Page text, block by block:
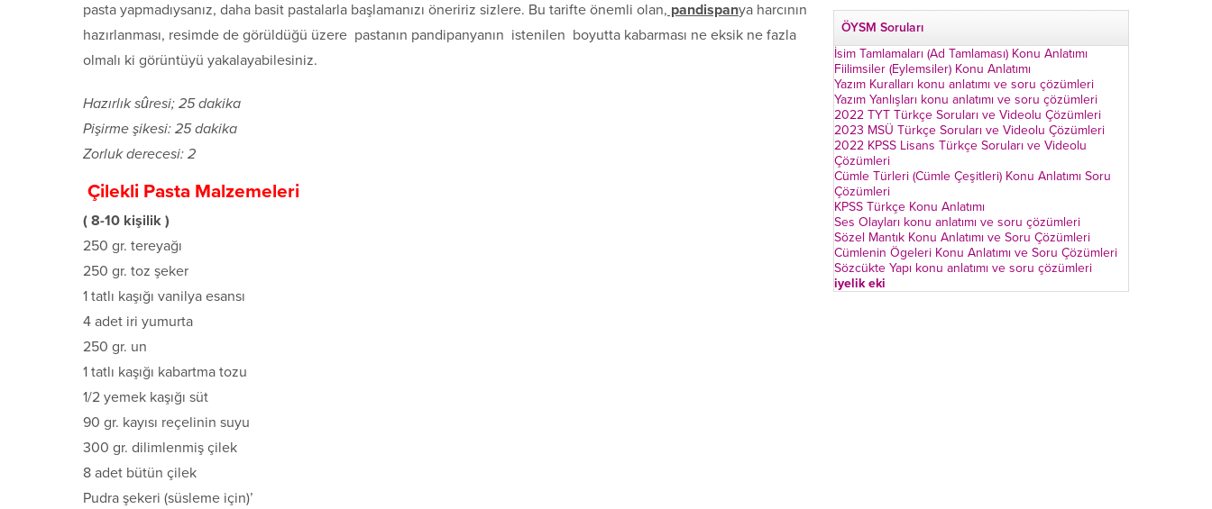
pasta yapmadıysanız, daha basit pastalarla başlamanızı öneririz sizlere. Bu tarifte önemli olan, pandispanya harcının
hazırlanması, resimde de görüldüğü üzere pastanın pandipanyanın istenilen boyutta kabarması ne eksik ne fazla
olmalı ki görüntüyü yakalayabilesiniz.
Hazırlık sûresi; 25 dakika
Pişirme şikesi: 25 dakika
Zorluk derecesi: 2
Çilekli Pasta Malzemeleri
( 8-10 kişilik )
250 gr. tereyağı
250 gr. toz şeker
1 tatlı kaşığı vanilya esansı
4 adet iri yumurta
250 gr. un
1 tatlı kaşığı kabartma tozu
1/2 yemek kaşığı süt
90 gr. kayısı reçelinin suyu
300 gr. dilimlenmiş çilek
8 adet bütün çilek
Pudra şekeri (süsleme için)’
ÖYSM Soruları
İsim Tamlamaları (Ad Tamlaması) Konu Anlatımı
Fiilimsiler (Eylemsiler) Konu Anlatımı
Yazım Kuralları konu anlatımı ve soru çözümleri
Yazım Yanlışları konu anlatımı ve soru çözümleri
2022 TYT Türkçe Soruları ve Videolu Çözümleri
2023 MSÜ Türkçe Soruları ve Videolu Çözümleri
2022 KPSS Lisans Türkçe Soruları ve Videolu
Çözümleri
Cümle Türleri (Cümle Çeşitleri) Konu Anlatımı Soru
Çözümleri
KPSS Türkçe Konu Anlatımı
Ses Olayları konu anlatımı ve soru çözümleri
Sözel Mantık Konu Anlatımı ve Soru Çözümleri
Cümlenin Ögeleri Konu Anlatımı ve Soru Çözümleri
Sözcükte Yapı konu anlatımı ve soru çözümleri
iyelik eki